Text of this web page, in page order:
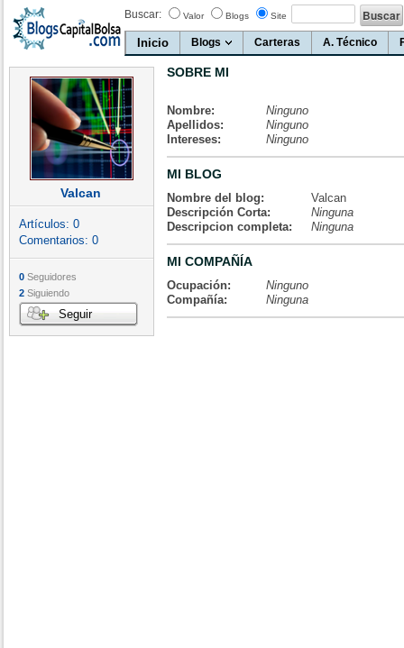
Buscar: Valor Blogs Site
Inicio Blogs Carteras A. Técnico
Valcan
Artículos: 0
Comentarios: 0
0 Seguidores
2 Siguiendo
Seguir
SOBRE MI
Nombre:
Ninguno
Apellidos:
Ninguno
Intereses:
Ninguno
MI BLOG
Nombre del blog:
Valcan
Descripción Corta:
Ninguna
Descripcion completa:
Ninguna
MI COMPAÑÍA
Ocupación:
Ninguno
Compañía:
Ninguna